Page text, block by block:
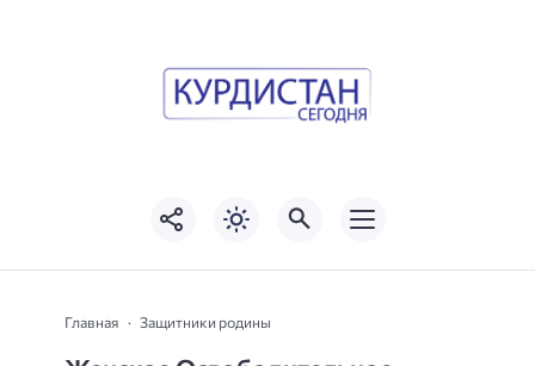
Главная Защитники родины